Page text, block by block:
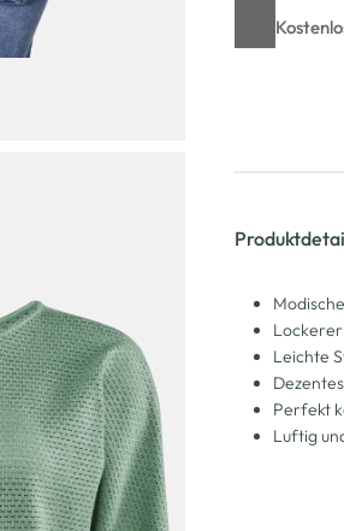
Leichte
Perfekt
Luftig